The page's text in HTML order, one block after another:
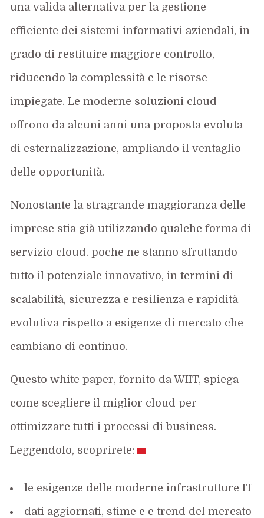
una valida alternativa per la gestione
efficiente dei sistemi informativi aziendali, in
grado di restituire maggiore controllo,
riducendo la complessità e le risorse
impiegate. Le moderne soluzioni cloud
offrono da alcuni anni una proposta evoluta
di esternalizzazione, ampliando il ventaglio
delle opportunità.
Nonostante la stragrande maggioranza delle
imprese stia già utilizzando qualche forma di
servizio cloud. poche ne stanno sfruttando
tutto il potenziale innovativo, in termini di
scalabilità, sicurezza e resilienza e rapidità
evolutiva rispetto a esigenze di mercato che
cambiano di continuo.
Questo white paper, fornito da WIIT, spiega
come scegliere il miglior cloud per
ottimizzare tutti i processi di business.
Leggendolo, scoprirete:
le esigenze delle moderne infrastrutture IT
dati aggiornati, stime e e trend del mercato